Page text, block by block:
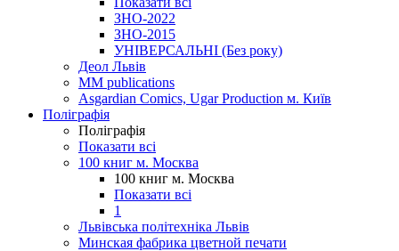
ЗНО-2022
ЗНО-2015
УНІВЕРСАЛЬНІ (Без року)
Деол Львів
MM publications
Asgardian Comics, Ugar Production м. Київ
Поліграфія
Поліграфія
Показати всі
100 книг м. Москва
100 книг м. Москва
Показати всі
1
Львівська політехніка Львів
Минская фабрика цветной печати